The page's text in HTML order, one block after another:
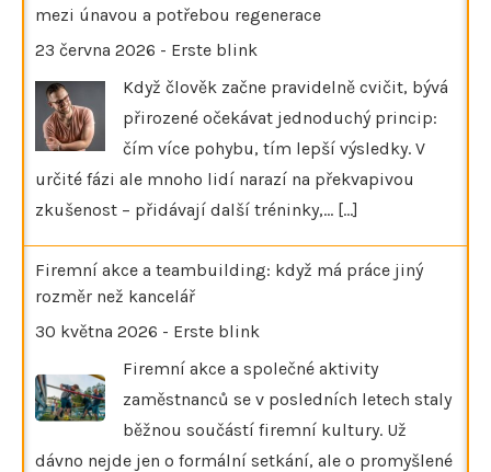
mezi únavou a potřebou regenerace
23 června 2026 - Erste blink
Když člověk začne pravidelně cvičit, bývá
přirozené očekávat jednoduchý princip:
čím více pohybu, tím lepší výsledky. V
určité fázi ale mnoho lidí narazí na překvapivou
zkušenost – přidávají další tréninky,… [...]
Firemní akce a teambuilding: když má práce jiný
rozměr než kancelář
30 května 2026 - Erste blink
Firemní akce a společné aktivity
zaměstnanců se v posledních letech staly
běžnou součástí firemní kultury. Už
dávno nejde jen o formální setkání, ale o promyšlené